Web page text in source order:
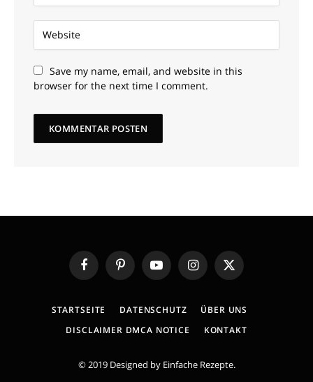
Save my name, email, and website in this
browser for the next time I comment.
FacebookPinterestYouTubeInstagram
X
(Twitter)
STARTSEITE DATENSCHUTZ
ÜBER UNS
DISCLAIMER DMCA NOTICE
KONTAKT
© 2019 Designed by Einfache Rezepte.